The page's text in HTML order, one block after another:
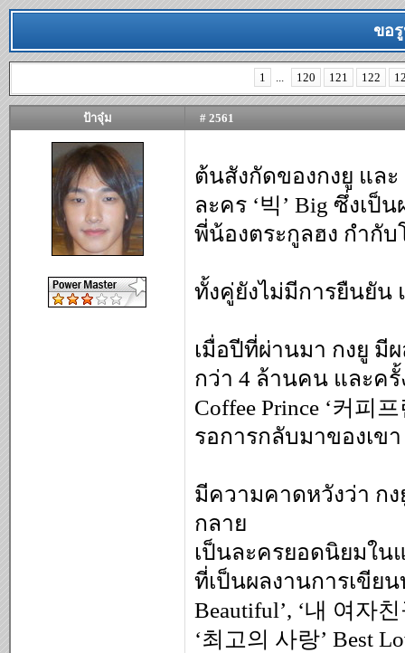
ขอ
1 120 121 122
ป้าจุ๋ม # 2561
ต้นสังกัดของกงยู แล
ละคร ‘빅’ Big ซึ่งเ
พี่น้องตระกูลฮง กำกั
ทั้งคู่ยังไม่มีการยืนยัน
เมื่อปีที่ผ่านมา กงยู มีผ
กว่า 4 ล้านคน และครั้
Coffee Prince ‘커피
รอการกลับมาของเขา
มีความคาดหวังว่า กง
กลาย
เป็นละครยอดนิยมใน
ที่เป็นผลงานการเขียน
Beautiful’, ‘내 여자
‘최고의 사랑’ Best